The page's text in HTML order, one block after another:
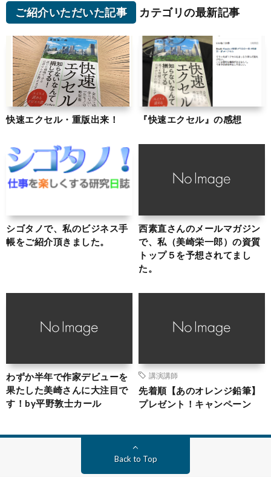
ご紹介いただいた記事 カテゴリの最新記事
快速エクセル・重版出来！ 『快速エクセル』の感想
シゴタノで、私のビジネス手
帳をご紹介頂きました。
西素直さんのメールマガジン
で、私（美崎栄一郎）の資質
トップ５を予想されてまし
た。
わずか半年で作家デビューを
果たした美崎さんに大注目で
す！by平野敦士カール
講演講師
先着順【あのオレンジ鉛筆】
プレゼント！キャンペーン
Back to Top